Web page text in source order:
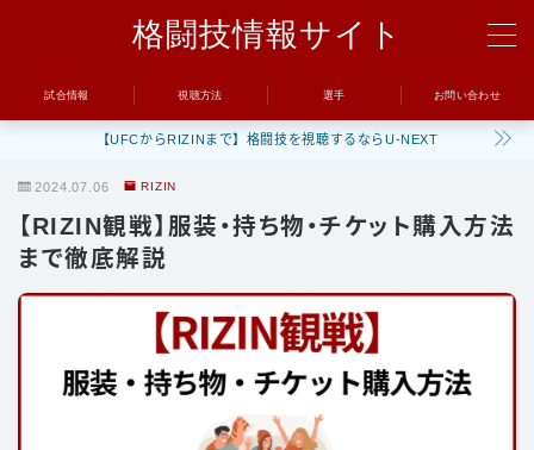
格闘技情報サイト
MENU
Bellator
RIZIN
BreakingDown
試合情報 視聴方法 選手 お問い合わせ
【UFCからRIZINまで】格闘技を視聴するならU-NEXT
2024.07.06 RIZIN
【RIZIN観戦】服装・持ち物・チケット購入方法
まで徹底解説